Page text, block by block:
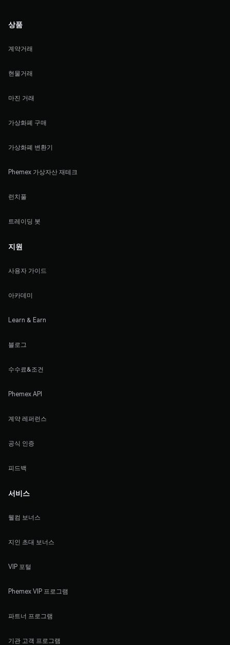
상품
계약거래
현물거래
마진 거래
가상화폐 구매
가상화폐 변환기
Phemex 가상자산 재테크
런치풀
트레이딩 봇
지원
사용자 가이드
아카데미
Learn & Earn
블로그
수수료&조건
Phemex API
계약 레퍼런스
공식 인증
피드백
서비스
웰컴 보너스
지인 초대 보너스
VIP 포털
Phemex VIP 프로그램
파트너 프로그램
기관 고객 프로그램